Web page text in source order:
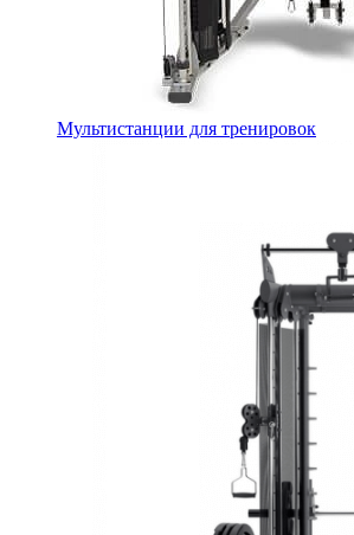
Мультистанции для тренировок